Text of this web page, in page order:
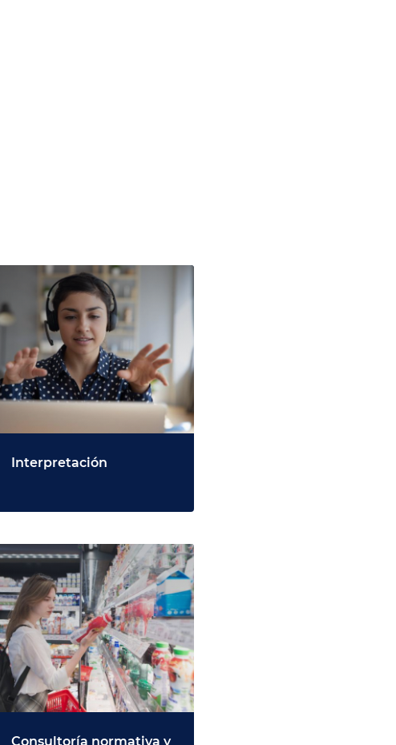
Interpretación
Consultoría normativa y